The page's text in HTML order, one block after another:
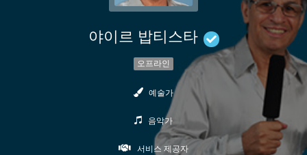
야이르 밥티스타
오프라인
예술가
음악가
서비스 제공자